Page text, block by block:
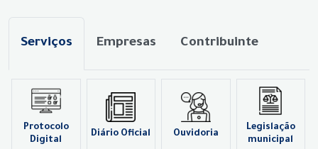
Serviços Empresas Contribuinte
Protocolo
Digital
Diário Oficial Ouvidoria
Legislação
municipal